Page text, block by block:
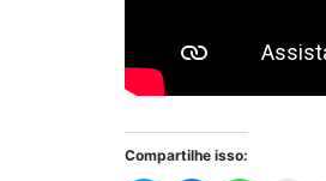
Compartilhe isso: